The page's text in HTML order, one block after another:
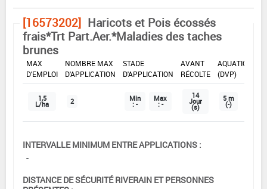
[16573202] Haricots et Pois écossés
frais*Trt Part.Aer.*Maladies des taches
brunes
DOSE
MAX
D'EMPLOI
NOMBRE MAX
D'APPLICATION
STADE
D'APPLICATION
AVANT
RÉCOLTE
AQUATIQUE
(DVP)
1,5
L/ha 2 Min
: -
Max
: -
14
Jour
(s)
5 m
(-)
INTERVALLE MINIMUM ENTRE APPLICATIONS :
-
DISTANCE DE SÉCURITÉ RIVERAIN ET PERSONNES